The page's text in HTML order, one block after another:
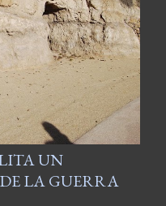
UN
LA GUERRA